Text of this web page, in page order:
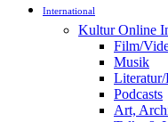
International
Kultur Online
Film/
Musik
Podcasts
Art,